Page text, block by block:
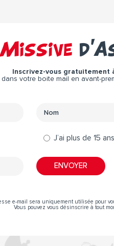
Inscrivez-vous gratuitement
votre boite mail en avant-
J’ai plus de 15 ans
e-mail sera uniquement utilisée pour
Vous pouvez vous désinscrire à tout